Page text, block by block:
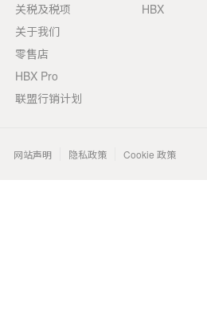
关税及税项
关于我们
零售店
HBX Pro
联盟行销计划
HBX
网站声明 隐私政策 Cookie 政策